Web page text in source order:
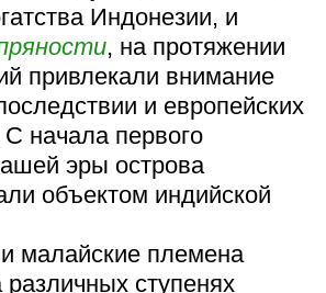
Индонезии, и
, на протяжении
привлекали внимание
и европейских
начала первого
эры острова
объектом индийской
малайские племена
ступенях